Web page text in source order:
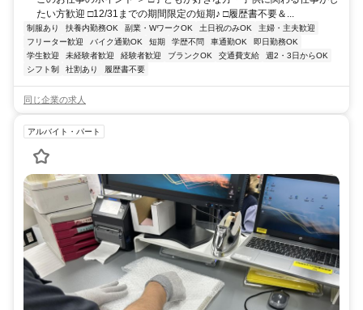
たい方歓迎 □12/31までの期間限定の短期♪ □履歴書不要＆...
制服あり 扶養内勤務OK 副業・WワークOK 土日祝のみOK
主婦・主夫歓迎
フリーター歓迎
バイク通勤OK 短期 学歴不問 車通勤OK
即日勤務OK
学生歓迎
未経験者歓迎 経験者歓迎 ブランクOK 交通費支給
週2・3日からOK
シフト制
社割あり 履歴書不要
同じ企業の求人
アルバイト・パート